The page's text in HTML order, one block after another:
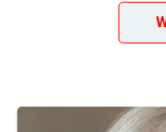
400 g gefrorene grüne
getrocknetes oder 1
Spaghetti), 750 g
Rotbarsch), Pfeffer, 3
1/4 Liter kräftige